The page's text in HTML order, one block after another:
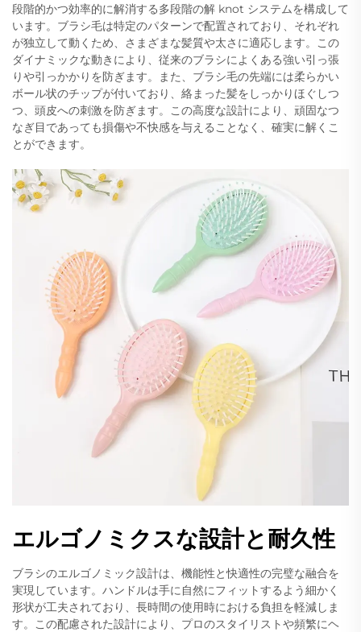
段階的かつ効率的に解消する多段階の解 knot システムを構成して
います。ブラシ毛は特定のパターンで配置されており、それぞれ
が独立して動くため、さまざまな髪質や太さに適応します。この
ダイナミックな動きにより、従来のブラシによくある強い引っ張
りや引っかかりを防ぎます。また、ブラシ毛の先端には柔らかい
ボール状のチップが付いており、絡まった髪をしっかりほぐしつ
つ、頭皮への刺激を防ぎます。この高度な設計により、頑固なつ
なぎ目であっても損傷や不快感を与えることなく、確実に解くこ
とができます。
エルゴノミクスな設計と耐久性
ブラシのエルゴノミック設計は、機能性と快適性の完璧な融合を
実現しています。ハンドルは手に自然にフィットするよう細かく
形状が工夫されており、長時間の使用時における負担を軽減しま
す。この配慮された設計により、プロのスタイリストや頻繁にヘ